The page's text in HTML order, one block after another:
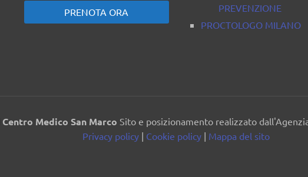
PRENOTA ORA
PREVENZIONE
PROCTOLOGO MILANO
Centro Medico San Marco Sito e posizionamento realizzato
Privacy policy | Cookie policy | Mappa del sito